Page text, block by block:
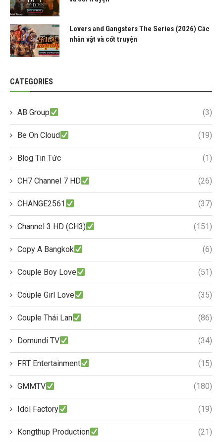
Lovers and Gangsters The Series (2026) Các
nhân vật và cốt truyện
CATEGORIES
AB Group (3)
Be On Cloud (19)
Blog Tin Tức (1)
CH7 Channel 7 HD (26)
CHANGE2561 (37)
Channel 3 HD (CH3) (151)
Copy A Bangkok (6)
Couple Boy Love (51)
Couple Girl Love (35)
Couple Thái Lan (86)
Domundi TV (34)
FRT Entertainment (15)
GMMTV (180)
Idol Factory (19)
Kongthup Production (21)